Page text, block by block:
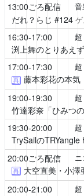
13:00ごろ配信 音
だれ？らじ #124
16:30-17:00
渕上舞のとりあえ
17:00-17:30
再 藤本彩花の本気
19:00-19:30
竹達彩奈「ひみつ
19:30-20:00
TrySailのTRYangle
20:00ごろ配信
再 大空直美・小
20:00-21:00